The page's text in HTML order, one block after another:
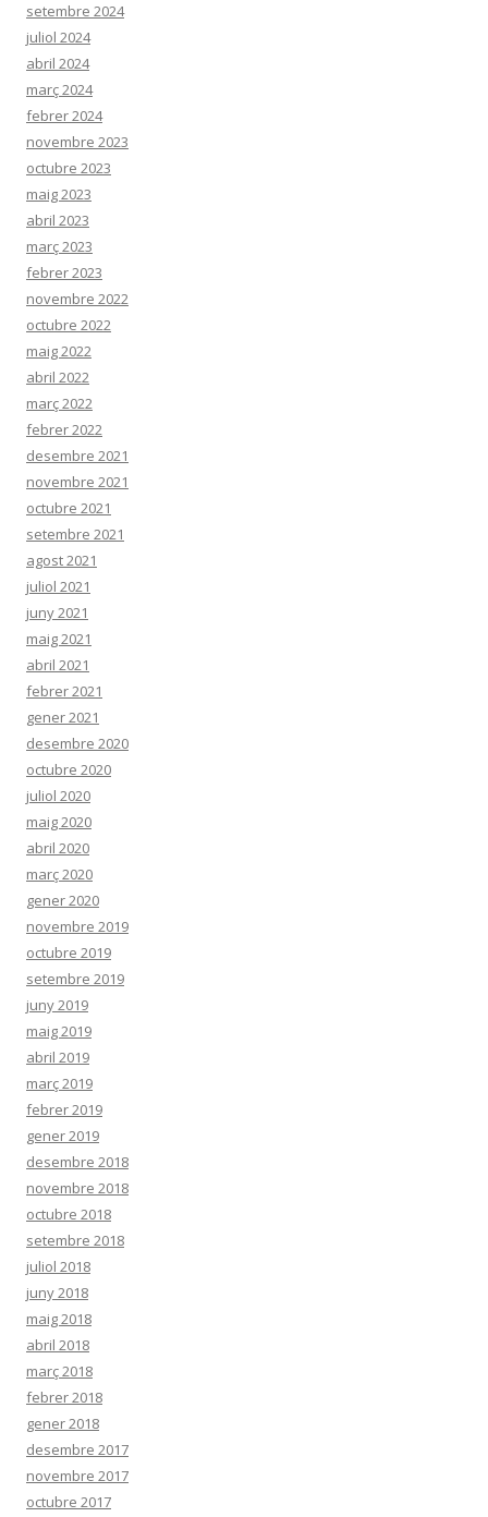
setembre 2024
juliol 2024
abril 2024
març 2024
febrer 2024
novembre 2023
octubre 2023
maig 2023
abril 2023
març 2023
febrer 2023
novembre 2022
octubre 2022
maig 2022
abril 2022
març 2022
febrer 2022
desembre 2021
novembre 2021
octubre 2021
setembre 2021
agost 2021
juliol 2021
juny 2021
maig 2021
abril 2021
febrer 2021
gener 2021
desembre 2020
octubre 2020
juliol 2020
maig 2020
abril 2020
març 2020
gener 2020
novembre 2019
octubre 2019
setembre 2019
juny 2019
maig 2019
abril 2019
març 2019
febrer 2019
gener 2019
desembre 2018
novembre 2018
octubre 2018
setembre 2018
juliol 2018
juny 2018
maig 2018
abril 2018
març 2018
febrer 2018
gener 2018
desembre 2017
novembre 2017
octubre 2017